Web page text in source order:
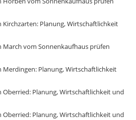
Kirchzarten: Planung, Wirtschaftlichkeit
March vom Sonnenkaufhaus prüfen
Merdingen: Planung, Wirtschaftlichkeit
Oberried: Planung, Wirtschaftlichkeit und
Oberried: Planung, Wirtschaftlichkeit und